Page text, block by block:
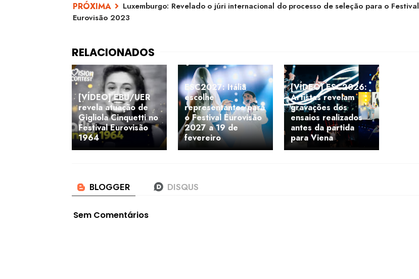
Luxemburgo: Revelado o júri internacional do processo de seleção para o Festival
Eurovisão 2023
[VÍDEO] EBU/UER
revela atuação de
Gigliola Cinquetti no
Festival Eurovisão
1964
ESC2027: Itália
escolhe
representantes para
o Festival Eurovisão
2027 a 19 de
fevereiro
[VÍDEO] ESC2026:
Artistas revelam
gravações dos
ensaios realizados
antes da partida
para Viena
Sem Comentários